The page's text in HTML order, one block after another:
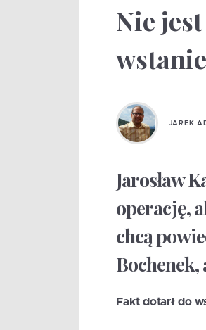
Nie
JAREK
Jarosław
operację,
chcą
Fakt dotarł do